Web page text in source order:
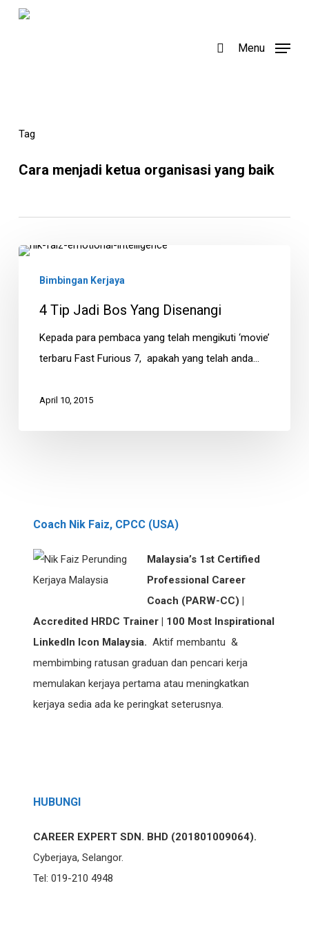
Menu
Tag
Cara menjadi ketua organisasi yang baik
4
Yang
Disenangi
Bimbingan Kerjaya
4 Tip Jadi Bos Yang Disenangi
Kepada para pembaca yang telah mengikuti ‘movie’
terbaru Fast Furious 7, apakah yang telah anda…
April 10, 2015
Coach Nik Faiz, CPCC (USA)
Malaysia’s 1st Certified
Professional Career
Coach (PARW-CC) |
Accredited HRDC Trainer | 100 Most Inspirational
LinkedIn Icon Malaysia. Aktif membantu &
membimbing ratusan graduan dan pencari kerja
memulakan kerjaya pertama atau meningkatkan
kerjaya sedia ada ke peringkat seterusnya.
HUBUNGI
CAREER EXPERT SDN. BHD (201801009064).
Cyberjaya, Selangor.
Tel: 019-210 4948